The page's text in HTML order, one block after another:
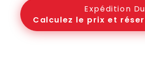
Expédition
Calculez le prix et